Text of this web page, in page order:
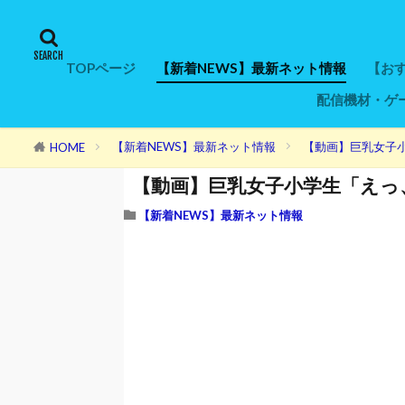
TOPページ 【新着NEWS】最新ネット情報 【お
お
ゲ
ポ
モ
ち
EC
オ
マ
ゲ
ニ
げ
ハ
配信機材・ゲ
ゲーム機本
ヘッドセッ
キーボード
マウス
モニター
ウェブカメ
マイク
オーディオ
ゲーミング
ゲーミング
人気ゲーミ
30万円以上
20万円以下
10万円以下
5万円以下PC
ゲーミング
ゲーミング
動画編集ソ
キャプチャ
SSD・HDD
コントロー
マイクアー
Wi-Fiルータ
光回線
HOME 【新着NEWS】最新ネット情報 【動画】巨乳女
【動画】巨乳女子小学生「え
【新着NEWS】最新ネット情報